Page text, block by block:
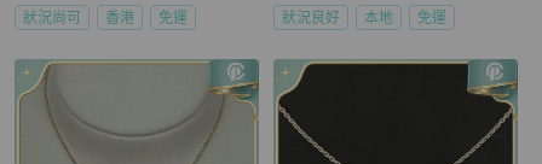
狀況尚可 香港 免運 狀況良好 本地 免運